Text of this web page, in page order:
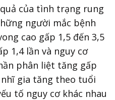
của tình trạng rung
người mắc bệnh
cao gấp 1,5 đến 3,5
1,4 lần và nguy cơ
phân liệt tăng gấp
gia tăng theo tuổi
tố nguy cơ khác nhau